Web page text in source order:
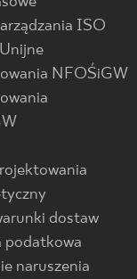
ISO
NFOŚiGW
dostaw
podatkowa
naruszenia